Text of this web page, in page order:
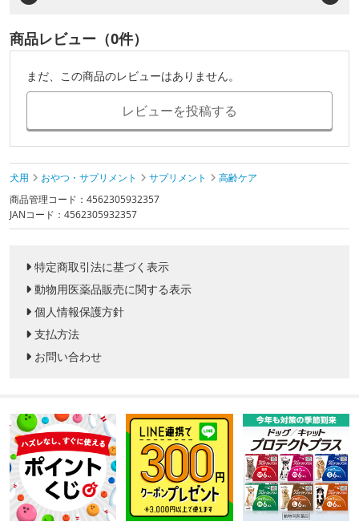
商品レビュー（0件）
まだ、この商品のレビューはありません。
レビューを投稿する
犬用 おやつ・サプリメント サプリメント
高齢ケア
商品管理コード：4562305932357
JANコード：4562305932357
特定商取引法に基づく表示
動物用医薬品販売に関する表示
個人情報保護方針
支払方法
お問い合わせ